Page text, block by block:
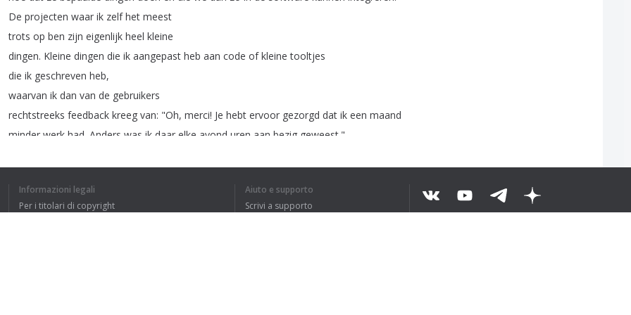
De projecten waar ik zelf het meest
trots op ben zijn eigenlijk heel kleine
dingen. Kleine dingen die ik aangepast heb aan code of kleine tooltjes
die ik geschreven heb,
waarvan ik dan van de gebruikers
rechtstreeks feedback kreeg van: "Oh, merci! Je hebt ervoor gezorgd dat ik een maand
minder werk had Anders was ik daar elke avond uren aan bezig geweest ."
Informazioni legali
Per i titolari di copyright
Aiuto e supporto
Scrivi a supporto